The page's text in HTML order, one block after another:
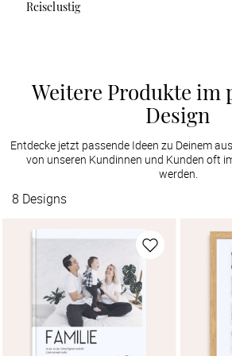
Reiselustig
Weitere Produkte im
Design
Entdecke jetzt passende Ideen zu Deinem
von unseren Kundinnen und Kunden oft
werden.
8 Designs